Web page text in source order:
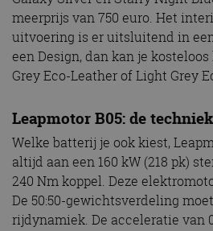
meerprijs van 750 euro. Het
uitvoering is er uitsluitend in
een Design, dan kan je
Grey Eco-Leather of Light Grey
Leapmotor B05: de techniek
Welke batterij je ook kiest,
altijd aan een 160 kW (218 pk)
240 Nm koppel. Deze
De 50:50-gewichtsverdeling
rijdynamiek. De acceleratie van